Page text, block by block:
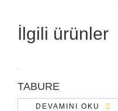
İlgili ürünler
TABURE
DEVAMINI OKU